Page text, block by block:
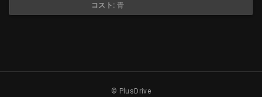
コスト: 青
© PlusDrive